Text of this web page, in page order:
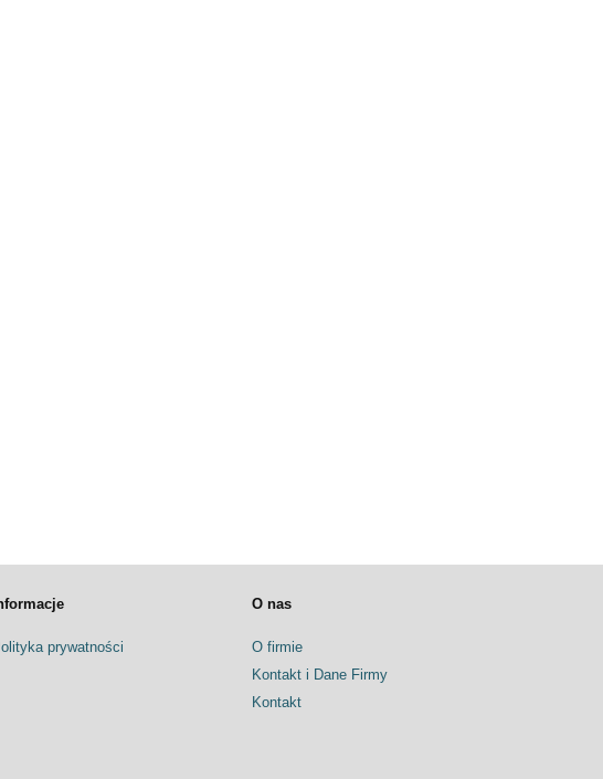
prywatności
O nas
O firmie
Kontakt i Dane Firmy
Kontakt